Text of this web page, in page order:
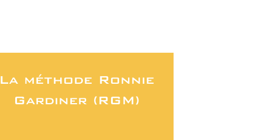
La méthode Ronnie
Gardiner (RGM)